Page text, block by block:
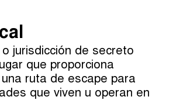
Impositiva
الجباية ببساطة
Sua Conta
Anfitriones e Invitados (0)
jurisdicción de secreto
que proporciona
ruta de escape para
que viven u operan en